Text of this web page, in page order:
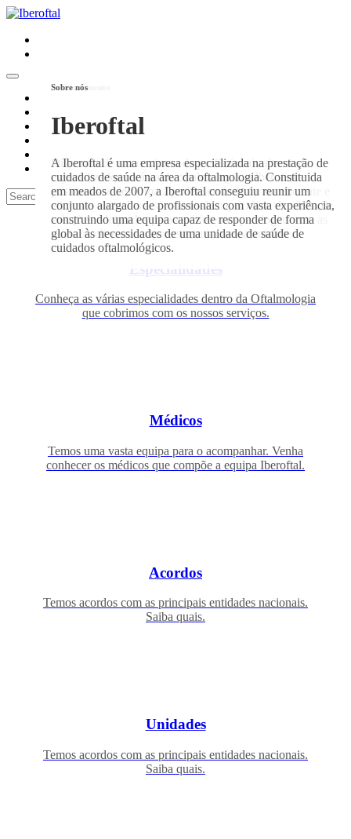
Notícias
Unidades
Search
Missão
Iberoftal
Oferta de um serviço de oftalmologia altamente
diferenciado e integrado, dando resposta a todas as
solicitações dos seus clientes em tempo útil.
Posicionamento
Iberoftal
Dispondo de um conjunto de profissionais altamente
especializados na área da oftalmologia, a Iberoftal
posiciona-se de forma a poder servir de forma eficiente e
eficaz os seus clientes, através da capacidade de oferta de
soluções adequadas para as diferentes patologias com as
quais os clientes se apresentem na nossa unidade.
Sobre nós
Iberoftal
A Iberoftal é uma empresa especializada na prestação de
cuidados de saúde na área da oftalmologia. Constituida
em meados de 2007, a Iberoftal conseguiu reunir um
conjunto alargado de profissionais com vasta experiência,
construindo uma equipa capaz de responder de forma
global às necessidades de uma unidade de saúde de
cuidados oftalmológicos.
Especialidades
Conheça as várias especialidades dentro da Oftalmologia
que cobrimos com os nossos serviços.
Médicos
Temos uma vasta equipa para o acompanhar. Venha
conhecer os médicos que compõe a equipa Iberoftal.
Acordos
Temos acordos com as principais entidades nacionais.
Saiba quais.
Unidades
Temos acordos com as principais entidades nacionais.
Saiba quais.